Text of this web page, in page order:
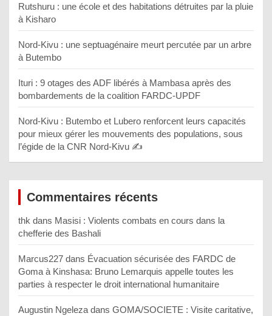
Rutshuru : une école et des habitations détruites par la pluie
à Kisharo
Nord-Kivu : une septuagénaire meurt percutée par un arbre
à Butembo
Ituri : 9 otages des ADF libérés à Mambasa après des
bombardements de la coalition FARDC-UPDF
Nord-Kivu : Butembo et Lubero renforcent leurs capacités
pour mieux gérer les mouvements des populations, sous
l’égide de la CNR Nord-Kivu ✍️
Commentaires récents
thk dans Masisi : Violents combats en cours dans la
chefferie des Bashali
Marcus227 dans Évacuation sécurisée des FARDC de
Goma à Kinshasa: Bruno Lemarquis appelle toutes les
parties à respecter le droit international humanitaire
Augustin Ngeleza dans GOMA/SOCIETE : Visite caritative,